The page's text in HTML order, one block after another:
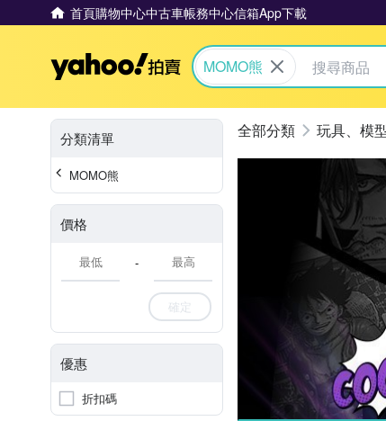
首頁購物中心中古車帳務中心信箱App下載
Yahoo拍賣
MOMO熊
分類清單
MOMO熊
價格
-
確定
優惠
折扣碼
玩具、模